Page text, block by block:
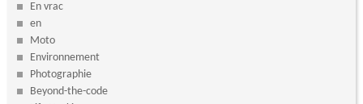
En vrac
en
Moto
Environnement
Photographie
Beyond-the-code